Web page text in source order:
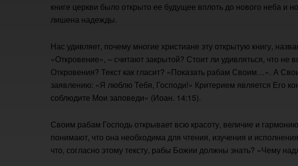
книге церкви было открыто ее будущее вплоть до нового неба и
лишена надежды.
Нас удивляет, почему многие христиане эту открытую книгу,
«Откровение», – считают закрытой? Стоит ли удивляться, что не
Откровения? Текст как гласит? «Показать рабам Своим…». А
заявлению: «Я люблю Тебя, Господи!» Критерием является Его
соблюдите Мои заповеди» (Иоан. 14:15).
Своим рабам Господь открывает всю красоту, величие и
понимают, что она необходима для чтения, изучения и
что, согласно этому тексту, рабы Божии должны знать? «Чему